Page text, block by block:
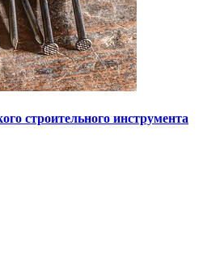
строительного инструмента
характер и ни при